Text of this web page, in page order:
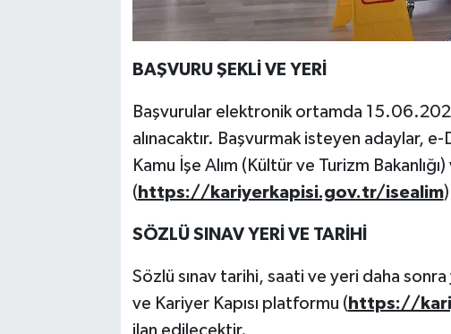
BAŞVURU ŞEKLİ VE YERİ
Başvurular elektronik ortamda
alınacaktır. Başvurmak isteyen adaylar, e-
Kamu İşe Alım (Kültür ve Turizm
( https://kariyerkapisi.gov.tr/isealim
SÖZLÜ SINAV YERİ VE TARİHİ
Sözlü sınav tarihi, saati ve yeri daha sonra
ve Kariyer Kapısı platformu ( https://
ilan edilecektir.